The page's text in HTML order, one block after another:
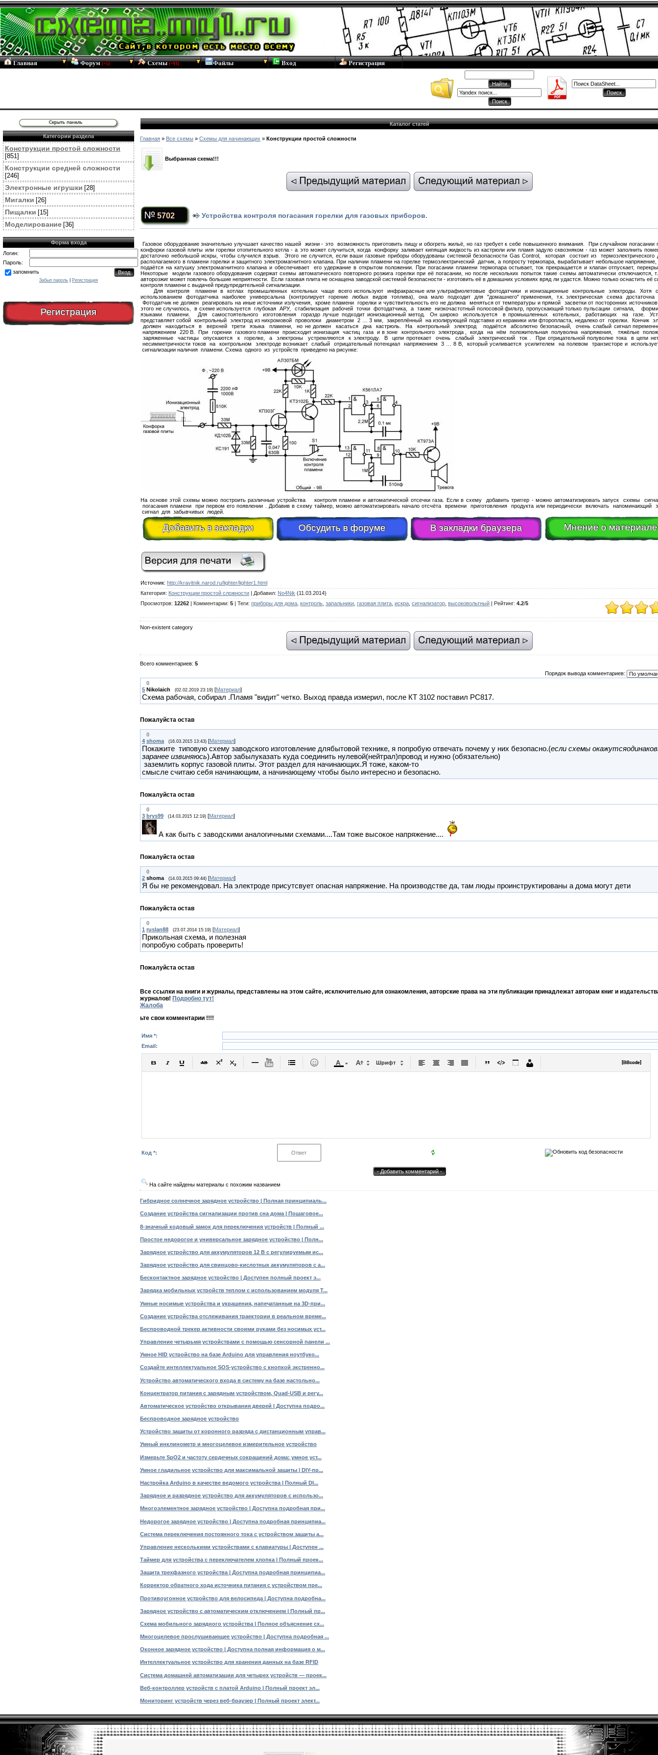
Главная Форум(+5) Схемы(+93) Файлы Вход Регистрация
Категории раздела
Конструкции простой сложности
[851]
Конструкции средней сложности
[246]
Электронные игрушки [28]
Мигалки [26]
Пищалки [15]
Моделирование [36]
Форма входа
Логин:
Пароль:
запомнить
Забыл пароль Регистрация
Регистрация
Каталог статей
Главная » Все схемы » Схемы для начинающих » Конструкции простой сложности
Выбранная схема!!!
5702 Устройства контроля погасания горелки для газовых приборов.
Газовое оборудование значительно улучшает качество нашей жизни - это возможность приготовить пищу и обогреть жильё, но газ требует к себе повышенного внимания. При случайном погасании
конфорки газовой плиты или горелки отопительного котла - а это может случиться, когда конфорку заливает кипящая жидкость из кастрюли или пламя задуло сквозняком - газ может заполнить
достаточно небольшой искры, чтобы случился взрыв. Этого не случится, если ваши газовые приборы оборудованы системой безопасности Gas Control, которая состоит из термоэлектрического
располагаемого в пламени горелки и защитного электромагнитного клапана. При наличии пламени на горелке термоэлектрический датчик, а попросту термопара, вырабатывает небольшое напряжение,
подаётся на катушку электромагнитного клапана и обеспечивает его удержание в открытом положении. При погасании пламени термопара остывает, ток прекращается и клапан отпускает,
Некоторые модели газового оборудования содержат схемы автоматического повторного розжига горелки при её погасании, но после нескольких попыток такие схемы автоматически отключаются,
авторозжиг может повлечь большие неприятности. Если газовая плита не оснащена заводской системой безопасности - изготовить её в домашних условиях вряд ли удастся. Можно только оснастить её
контроля пламени с выдачей предупредительной сигнализации.
Для контроля пламени в котлах промышленных котельных чаще всего используют инфракрасные или ультрафиолетовые фотодатчики и ионизационные контрольные электроды. Хотя
использованием фотодатчика наиболее универсальна (контролирует горение любых видов топлива), она мало подходит для "домашнего" применения, т.к. электрическая схема достаточна
Фотодатчик не должен реагировать на иные источники излучения, кроме пламени горелки и чувствительность его не должна меняться от температуры и прямой засветки от посторонних
этого не случилось, в схеме используется глубокая АРУ, стабилизация рабочей точки фотодатчика, а также низкочастотный полосовой фильтр, пропускающий только пульсации сигнала,
языками пламени. Для самостоятельного изготовления гораздо лучше подходит ионизационный метод. Он широко используется в промышленных котельных, работающих на газе.
представляет собой контрольный электрод из нихромовой проволоки диаметром 2 … 3 мм, закреплённый на изолирующей подставке из керамики или фторопласта, недалеко от горелки. Кончик
должен находиться в верхней трети языка пламени, но не должен касаться дна кастрюль. На контрольный электрод подаётся абсолютно безопасный, очень слабый сигнал
напряжением 220 В. При горении газового пламени происходит ионизация частиц газа и в зоне контрольного электрода , когда на нём положительная полуволна напряжения, тяжёлые
заряженные частицы опускаются к горелке, а электроны устремляются к электроду. В цепи протекает очень слабый электрический ток . При отрицательной полуволне тока в цепи
несимметричности токов на контрольном электроде возникает слабый отрицательный потенциал напряжением 3 … 8 В, который усиливается усилителем на полевом транзисторе и
сигнализации наличия пламени. Схема одного из устройств приведено на рисунке:
На основе этой схемы можно построить различные устройства контроля пламени и автоматической отсечки газа. Если в схему добавить триггер - можно автоматизировать запуск схемы
погасания пламени при первом его появлении . Добавив в схему таймер, можно автоматизировать начало отсчёта времени приготовления продукта или периодически включать напоминающий
сигнал для забывчивых людей.
Добавить в закладки Обсудить в форуме В закладки браузера Мнение о материале
Источник: http://kravitnik.narod.ru/lighter/lighter1.html
Категория: Конструкции простой сложности | Добавил: No4Nik (11.03.2014)
Просмотров: 12262 | Комментарии: 5 | Теги: приборы для дома контроль запальники газовая плита искра сигнализатор высоковольтный | Рейтинг: 4.2/5
Non-existent category
Всего комментариев: 5
Порядок вывода комментариев:
0
5 Nikolaich (02.02.2019 23:19) [Материал]
Схема рабочая, собирал .Пламя "видит" четко. Выход правда измерил, после КТ 3102 поставил PC817.
Пожалуйста остав
0
4 shoma (16.03.2015 13:43) [Материал]
Покажите типовую схему заводского изготовление длябытовой технике, я попробую отвечать почему у них безопасно.(если схемы
заранее извиняюсь).Автор забылуказать куда соединить нулевой(нейтрал)провод и нужно (обязательно)
заземлить корпус газовой плиты. Этот раздел для начинающих.Я тоже, каком-то
смысле считаю себя начинающим, а начинающему чтобы было интересно и безопасно.
Пожалуйста остав
0
3 brys99 (14.03.2015 12:19) [Материал]
А как быть с заводскими аналогичными схемами....Там тоже высокое напряжение....
Пожалуйста остав
0
2 shoma (14.03.2015 09:44) [Материал]
Я бы не рекомендовал. На электроде присутсвует опасная напряжение. На производстве да, там люды проинструктированы а дома могут дети
Пожалуйста остав
0
1 ruslan88 (23.07.2014 15:19) [Материал]
Прикольная схема, и полезная
попробую собрать проверить!
Пожалуйста остав
Все ссылки на книги и журналы, представлены на этом сайте, исключительно для ознакомления, авторские права на эти публикации принадлежат авторам книг и
журналов! Подробно тут!
Жалоба
ьте свои комментарии !!!!
Имя *:
Email:
Шрифт
Код *:
На сайте найдены материалы с похожим названием
Гибридное солнечное зарядное устройство | Полная принципиаль...
Создание устройства сигнализации против сна дома | Пошаговое...
8-значный кодовый замок для переключения устройств | Полный ...
Простое недорогое и универсальное зарядное устройство | Полн...
Зарядное устройство для аккумуляторов 12 В с регулируемым ис...
Зарядное устройство для свинцово-кислотных аккумуляторов с а...
Бесконтактное зарядное устройство | Доступен полный проект э...
Зарядка мобильных устройств теплом с использованием модуля T...
Умные носимые устройства и украшения, напечатанные на 3D-при...
Создание устройства отслеживания траектории в реальном време...
Беспроводной трекер активности своими руками без носимых уст...
Управление четырьмя устройствами с помощью сенсорной панели ...
Умное HID устройство на базе Arduino для управления ноутбуко...
Создайте интеллектуальное SOS-устройство с кнопкой экстренно...
Устройство автоматического входа в систему на базе настольно...
Концентратор питания с зарядным устройством, Quad-USB и регу...
Автоматическое устройство открывания дверей | Доступна подро...
Беспроводное зарядное устройство
Устройство защиты от коронного разряда с дистанционным управ...
Умный инклинометр и многоцелевое измерительное устройство
Измерьте SpO2 и частоту сердечных сокращений дома: умное уст...
Умное гладильное устройство для максимальной защиты | DIY-пр...
Настройка Arduino в качестве ведомого устройства | Полный DI...
Зарядное и разрядное устройство для аккумуляторов с использо...
Многоэлементное зарядное устройство | Доступна подробная при...
Недорогое зарядное устройство | Доступна подробная принципиа...
Система переключения постоянного тока с устройством защиты а...
Управление несколькими устройствами с клавиатуры | Доступен ...
Таймер для устройства с переключателем хлопка | Полный проек...
Защита трехфазного устройства | Доступна подробная принципиа...
Корректор обратного хода источника питания с устройством пре...
Противоугонное устройство для велосипеда | Доступна подробна...
Зарядное устройство с автоматическим отключением | Полный пр...
Схема мобильного зарядного устройства | Полное объяснение сх...
Многоцелевое прослушивающее устройство | Доступна подробная ...
Оконное зарядное устройство | Доступна полная информация о м...
Интеллектуальное устройство для хранения данных на базе RFID
Система домашней автоматизации для четырех устройств — проек...
Веб-контроллер устройств с платой Arduino | Полный проект эл...
Мониторинг устройств через веб-браузер | Полный проект элект...